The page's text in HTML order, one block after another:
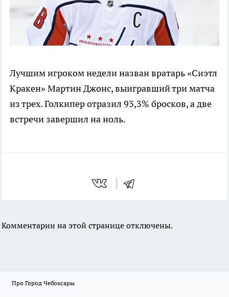
Лучшим игроком недели назван вратарь «Сиэтл
Кракен» Мартин Джонс, выигравший три матча
из трех. Голкипер отразил 93,3% бросков, а две
встречи завершил на ноль.
Комментарии на этой странице отключены.
Про Город Чебоксары